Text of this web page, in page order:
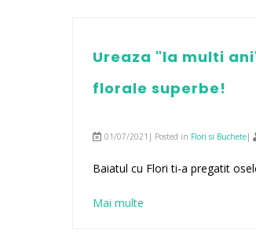
Ureaza "la multi
florale superbe!
01/07/2021| Posted in Flori si Buchete|
Baiatul cu Flori ti-a pregatit
Mai multe